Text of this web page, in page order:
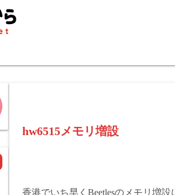
hw6515メモリ増設
香港でいち早くBeetlesのメモリ増